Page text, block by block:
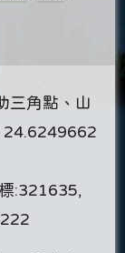
三角點、山
24.6249662
:321635,